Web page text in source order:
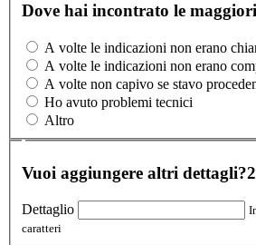
Dove hai incontrato le
A volte le indicazioni non erano
A volte le indicazioni non erano
A volte non capivo se stavo
Ho avuto problemi tecnici
Altro
Vuoi aggiungere altri dettagli?
Dettaglio
caratteri